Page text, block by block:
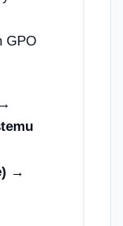
GPO
→